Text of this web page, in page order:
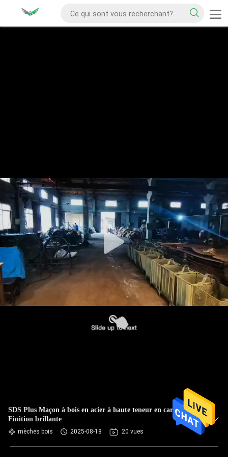
SDS Plus Maçon à bois en acier à haute teneur en carbone
Finition brillante
mèches bois 2025-08-18 20 vues